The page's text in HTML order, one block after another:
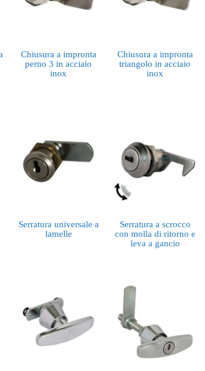
Chiusura a impronta
perno 3 in acciaio
inox
Chiusura a impronta
triangolo in acciaio
inox
Serratura universale a
lamelle
Serratura a scrocco
con molla di ritorno e
leva a gancio